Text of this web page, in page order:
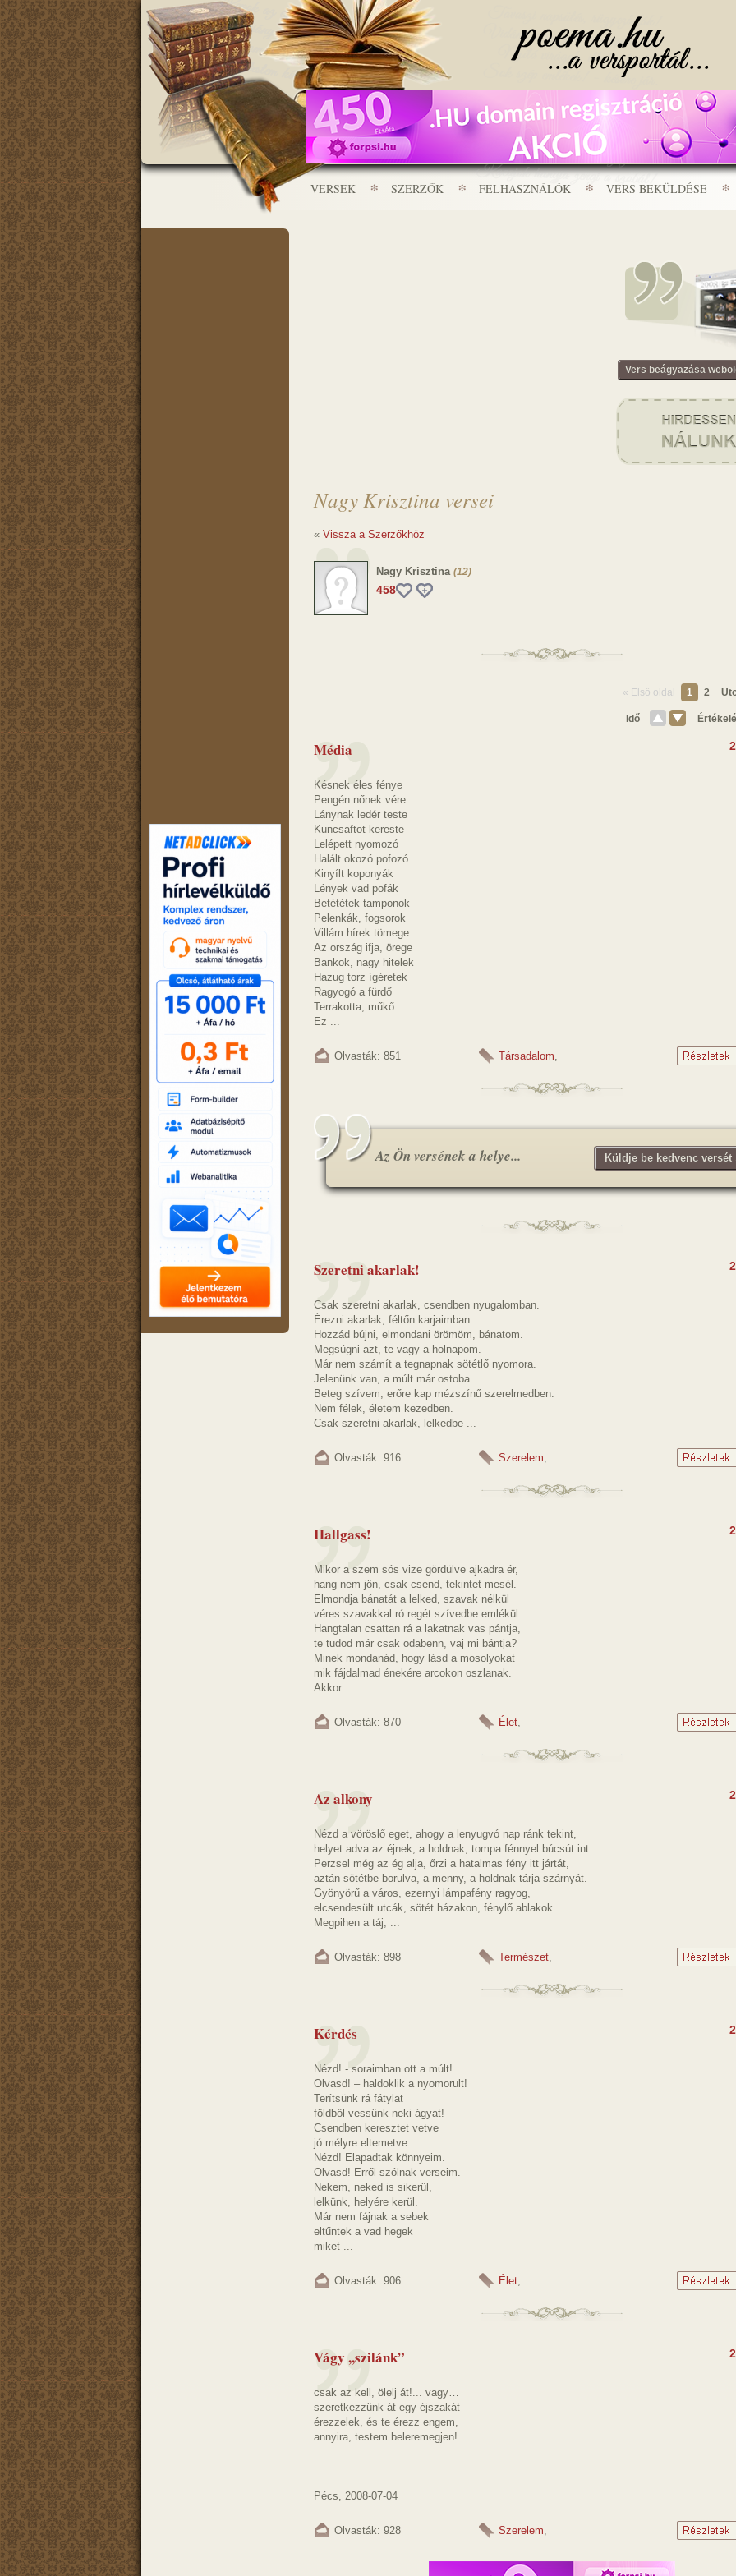
VERSEK SZERZŐK FELHASZNÁLÓK VERS BEKÜLDÉSE
Vers beágyazása
Nagy Krisztina versei
« Vissza a Szerzőkhöz
Nagy Krisztina (12)
458
« Első oldal 1 2
Idő
Média
Késnek éles fénye
Pengén nőnek vére
Lánynak ledér teste
Kuncsaftot kereste
Lelépett nyomozó
Halált okozó pofozó
Kinyílt koponyák
Lények vad pofák
Betététek tamponok
Pelenkák, fogsorok
Villám hírek tömege
Az ország ifja, örege
Bankok, nagy hitelek
Hazug torz ígéretek
Ragyogó a fürdő
Terrakotta, műkő
Ez ...
Olvasták: 851 Társadalom,
Az Ön versének a helye... Küldje be kedvenc versét
Szeretni akarlak!
Csak szeretni akarlak, csendben nyugalomban.
Érezni akarlak, féltőn karjaimban.
Hozzád bújni, elmondani örömöm, bánatom.
Megsúgni azt, te vagy a holnapom.
Már nem számít a tegnapnak sötétlő nyomora.
Jelenünk van, a múlt már ostoba.
Beteg szívem, erőre kap mézszínű szerelmedben.
Nem félek, életem kezedben.
Csak szeretni akarlak, lelkedbe ...
Olvasták: 916 Szerelem,
Hallgass!
Mikor a szem sós vize gördülve ajkadra ér,
hang nem jön, csak csend, tekintet mesél.
Elmondja bánatát a lelked, szavak nélkül
véres szavakkal ró regét szívedbe emlékül.
Hangtalan csattan rá a lakatnak vas pántja,
te tudod már csak odabenn, vaj mi bántja?
Minek mondanád, hogy lásd a mosolyokat
mik fájdalmad énekére arcokon oszlanak.
Akkor ...
Olvasták: 870 Élet,
Az alkony
Nézd a vöröslő eget, ahogy a lenyugvó nap ránk tekint,
helyet adva az éjnek, a holdnak, tompa fénnyel búcsút int.
Perzsel még az ég alja, őrzi a hatalmas fény itt jártát,
aztán sötétbe borulva, a menny, a holdnak tárja szárnyát.
Gyönyörű a város, ezernyi lámpafény ragyog,
elcsendesült utcák, sötét házakon, fénylő ablakok.
Megpihen a táj, ...
Olvasták: 898 Természet,
Kérdés
Nézd! - soraimban ott a múlt!
Olvasd! – haldoklik a nyomorult!
Terítsünk rá fátylat
földből vessünk neki ágyat!
Csendben keresztet vetve
jó mélyre eltemetve.
Nézd! Elapadtak könnyeim.
Olvasd! Erről szólnak verseim.
Nekem, neked is sikerül,
lelkünk, helyére kerül.
Már nem fájnak a sebek
eltűntek a vad hegek
miket ...
Olvasták: 906 Élet,
Vágy ,,szilánk”
csak az kell, ölelj át!... vagy…
szeretkezzünk át egy éjszakát
érezzelek, és te érezz engem,
annyira, testem beleremegjen!
Pécs, 2008-07-04
Olvasták: 928 Szerelem,